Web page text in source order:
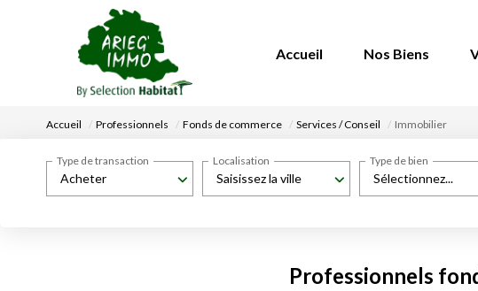
Accueil Nos Biens
Accueil Professionnels Fonds de commerce Services / Conseil Immobilier
Acheter
Type de transaction
Saisissez la ville
Localisation
Sélectionnez...
Type de bien
Professionnels